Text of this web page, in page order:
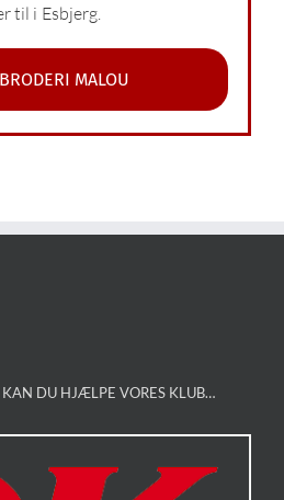
til i Esbjerg.
MALOU
DU HJÆLPE VORES KLUB…